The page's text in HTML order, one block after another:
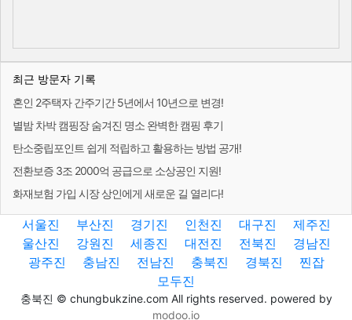
최근 방문자 기록
혼인 2주택자 간주기간 5년에서 10년으로 변경!
별밤 차박 캠핑장 숨겨진 명소 완벽한 캠핑 후기
탄소중립포인트 쉽게 적립하고 활용하는 방법 공개!
전환보증 3조 2000억 공급으로 소상공인 지원!
화재보험 가입 시장 상인에게 새로운 길 열리다!
서울진 부산진 경기진 인천진 대구진
제주진
울산진
강원진 세종진 대전진 전북진
경남진
광주진
충남진 전남진 충북진 경북진
찐잡
모두진
충북진 © chungbukzine.com All rights reserved. powered by
modoo.io